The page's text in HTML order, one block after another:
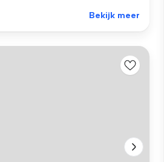
Bekijk meer